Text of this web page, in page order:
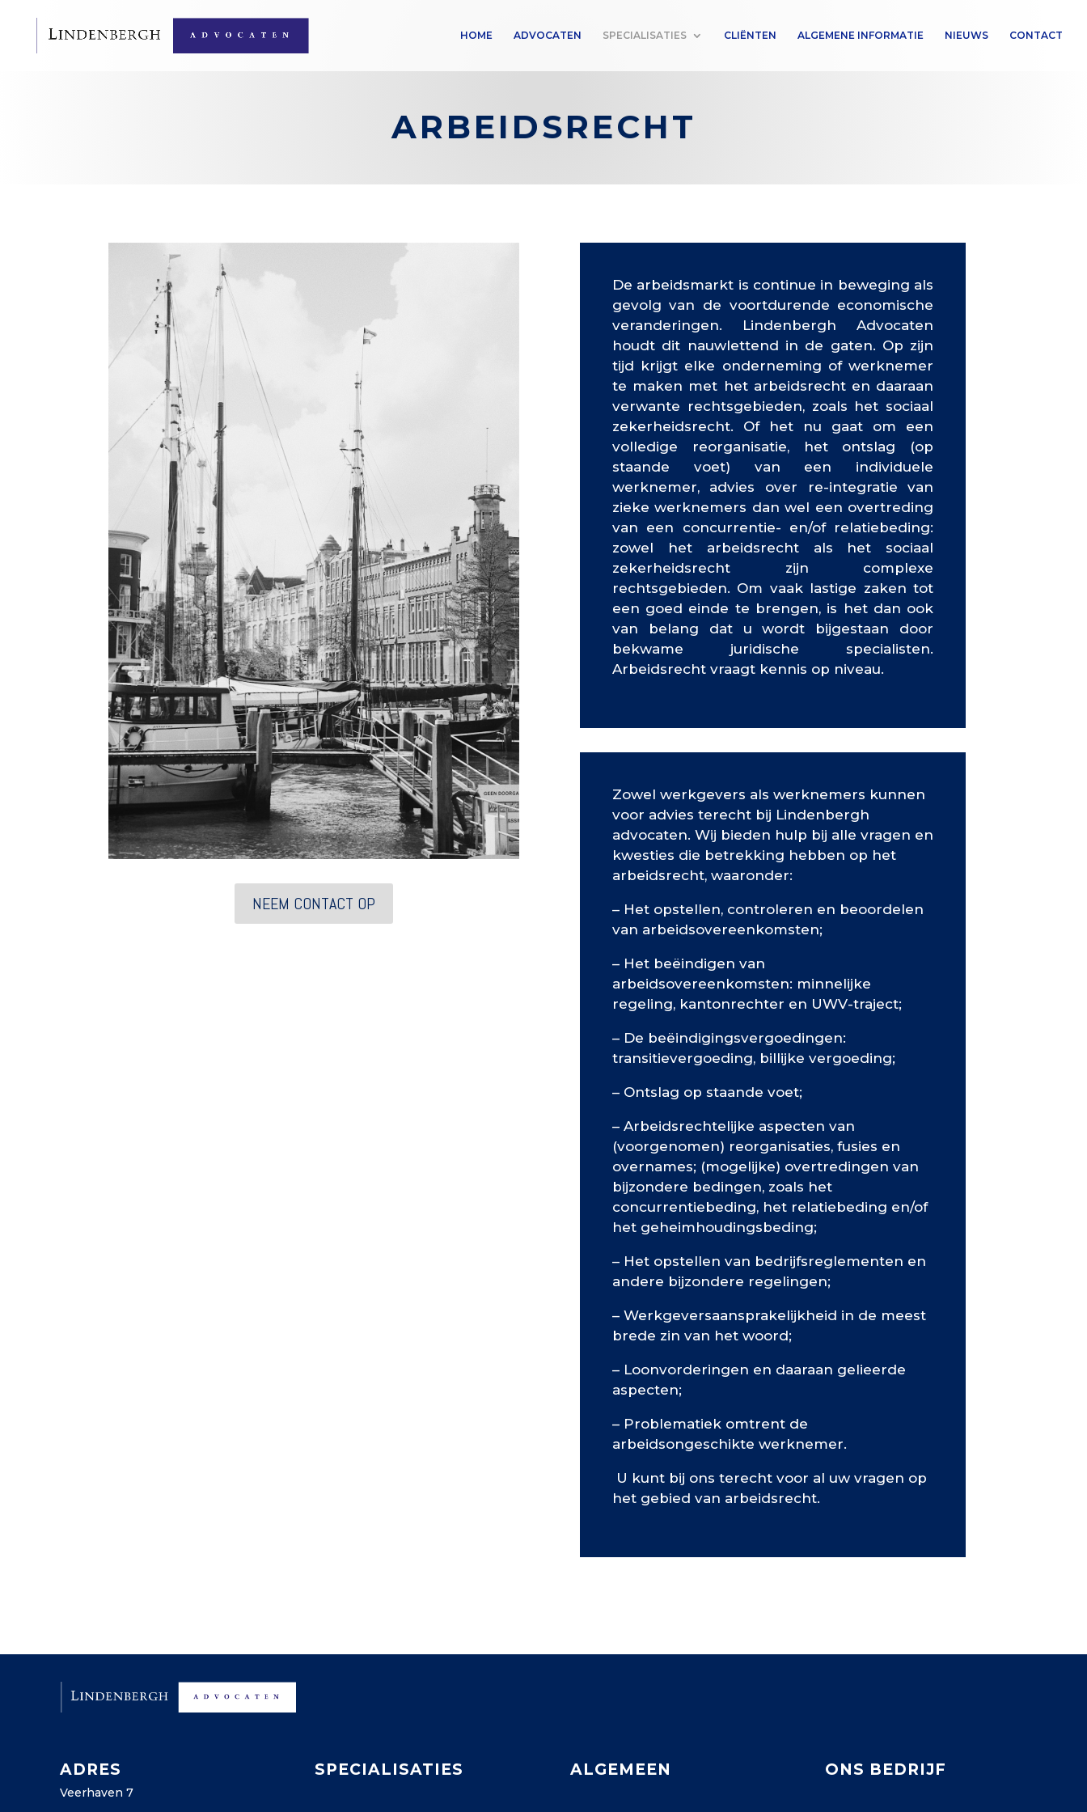
HOME ADVOCATEN SPECIALISATIES CLIËNTEN ALGEMENE INFORMATIE NIEUWS CONTACT
ARBEIDSRECHT
NEEM CONTACT OP
De arbeidsmarkt is continue in beweging als
gevolg van de voortdurende economische
veranderingen. Lindenbergh Advocaten
houdt dit nauwlettend in de gaten. Op zijn
tijd krijgt elke onderneming of werknemer
te maken met het arbeidsrecht en daaraan
verwante rechtsgebieden, zoals het sociaal
zekerheidsrecht. Of het nu gaat om een
volledige reorganisatie, het ontslag (op
staande voet) van een individuele
werknemer, advies over re-integratie van
zieke werknemers dan wel een overtreding
van een concurrentie- en/of relatiebeding:
zowel het arbeidsrecht als het sociaal
zekerheidsrecht zijn complexe
rechtsgebieden. Om vaak lastige zaken tot
een goed einde te brengen, is het dan ook
van belang dat u wordt bijgestaan door
bekwame juridische specialisten.
Arbeidsrecht vraagt kennis op niveau.
Zowel werkgevers als werknemers kunnen
voor advies terecht bij Lindenbergh
advocaten. Wij bieden hulp bij alle vragen en
kwesties die betrekking hebben op het
arbeidsrecht, waaronder:
– Het opstellen, controleren en beoordelen
van arbeidsovereenkomsten;
– Het beëindigen van
arbeidsovereenkomsten: minnelijke
regeling, kantonrechter en UWV-traject;
– De beëindigingsvergoedingen:
transitievergoeding, billijke vergoeding;
– Ontslag op staande voet;
– Arbeidsrechtelijke aspecten van
(voorgenomen) reorganisaties, fusies en
overnames; (mogelijke) overtredingen van
bijzondere bedingen, zoals het
concurrentiebeding, het relatiebeding en/of
het geheimhoudingsbeding;
– Het opstellen van bedrijfsreglementen en
andere bijzondere regelingen;
– Werkgeversaansprakelijkheid in de meest
brede zin van het woord;
– Loonvorderingen en daaraan gelieerde
aspecten;
– Problematiek omtrent de
arbeidsongeschikte werknemer.
U kunt bij ons terecht voor al uw vragen op
het gebied van arbeidsrecht.
ADRES
Veerhaven 7
SPECIALISATIES ALGEMEEN ONS BEDRIJF